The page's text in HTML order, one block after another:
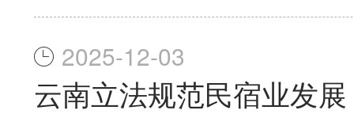
2025-12-03
云南立法规范民宿业发展